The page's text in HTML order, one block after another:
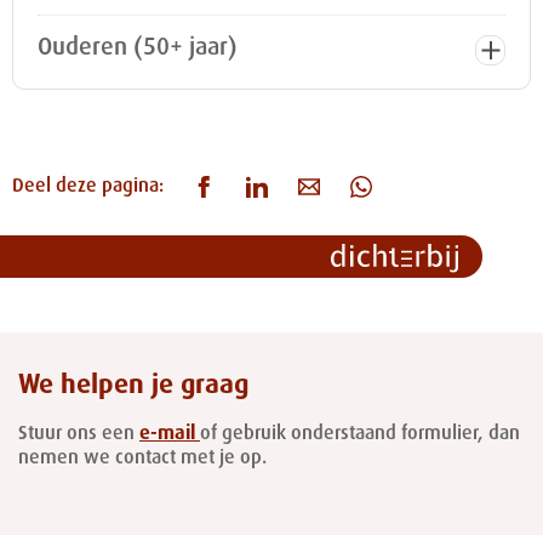
Ouderen (50+ jaar)
Deel deze pagina:
We helpen je graag
Stuur ons een e-mail of gebruik onderstaand formulier, dan
nemen we contact met je op.